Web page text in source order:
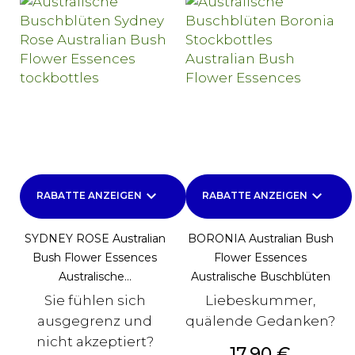
RABATTE ANZEIGEN keyboard_arrow_down
SYDNEY ROSE Australian
Bush Flower Essences
Australische...
Sie fühlen sich
ausgegrenz und
nicht akzeptiert?
RABATTE ANZEIGEN keyboard_arrow_down
BORONIA Australian Bush
Flower Essences
Australische Buschblüten
Liebeskummer,
quälende Gedanken?